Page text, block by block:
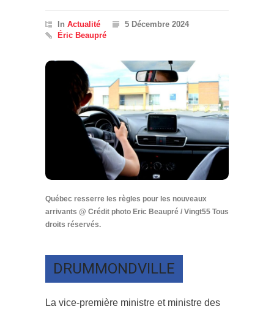
In Actualité
5 Décembre 2024
Éric Beaupré
Québec resserre les règles pour les nouveaux
arrivants @ Crédit photo Eric Beaupré / Vingt55 Tous
droits réservés.
DRUMMONDVILLE
La vice-première ministre et ministre des